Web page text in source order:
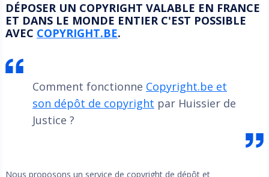
DÉPOSER UN COPYRIGHT VALABLE EN FRANCE
ET DANS LE MONDE ENTIER C'EST POSSIBLE
AVEC COPYRIGHT.BE.
Comment fonctionne Copyright.be et
son dépôt de copyright par Huissier de
Justice ?
Nous proposons un service de copyright de dépôt et